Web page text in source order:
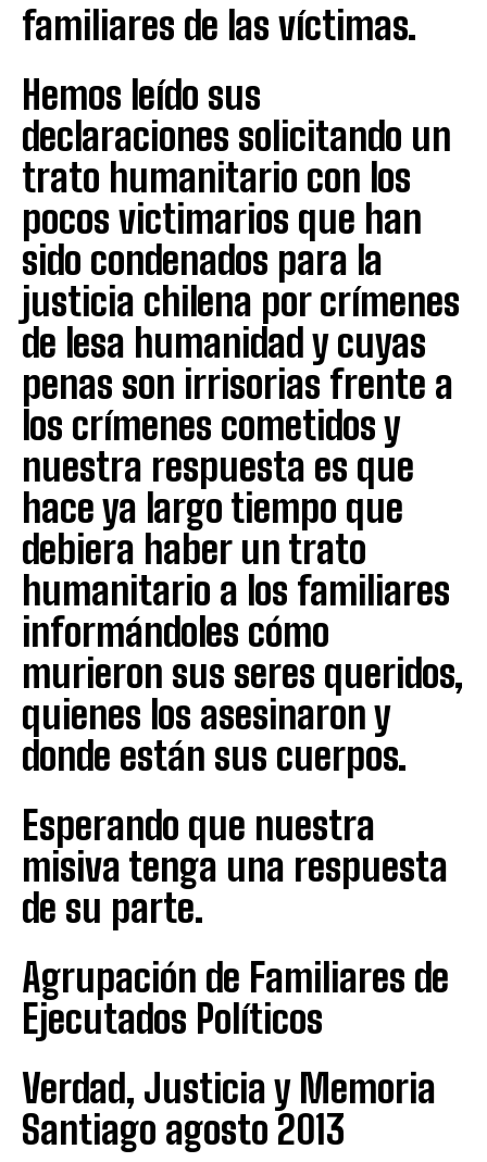
familiares de las víctimas.
Hemos leído sus
declaraciones solicitando un
trato humanitario con los
pocos victimarios que han
sido condenados para la
justicia chilena por crímenes
de lesa humanidad y cuyas
penas son irrisorias frente a
los crímenes cometidos y
nuestra respuesta es que
hace ya largo tiempo que
debiera haber un trato
humanitario a los familiares
informándoles cómo
murieron sus seres queridos,
quienes los asesinaron y
donde están sus cuerpos.
Esperando que nuestra
misiva tenga una respuesta
de su parte.
Agrupación de Familiares de
Ejecutados Políticos
Verdad, Justicia y Memoria
Santiago agosto 2013